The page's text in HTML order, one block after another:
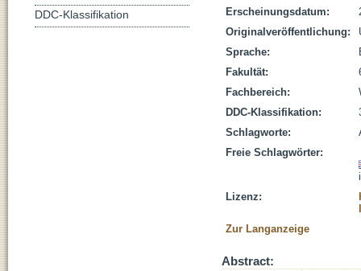
Erscheinungsdatum:
Originalveröffentlichung:
Sprache:
Fakultät:
Fachbereich:
DDC-Klassifikation:
Schlagworte:
Freie Schlagwörter:
Lizenz:
Zur Langanzeige
Abstract:
DDC-Klassifikation